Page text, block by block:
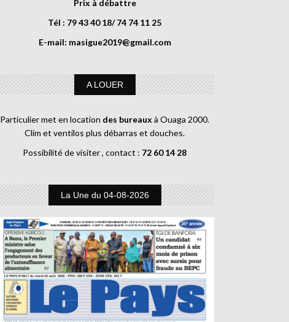
Prix à débattre
Tél : 79 43 40 18/ 74 74 11 25
E-mail: masigue2019@gmail.com
A LOUER
Particulier met en location des bureaux à Ouaga 2000.
Clim et ventilos plus débarras et douches.
Possibilité de visiter , contact : 72 60 14 28
La Une du 04-08-2026